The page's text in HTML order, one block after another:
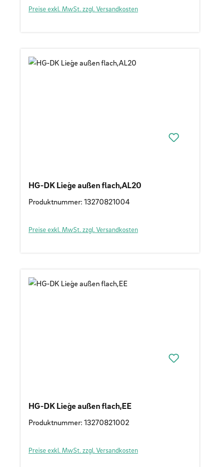
Preise exkl. MwSt. zzgl. Versandkosten
HG-DK Lieǵe außen flach,AL20
Produktnummer: 13270821004
Preise exkl. MwSt. zzgl. Versandkosten
HG-DK Lieǵe außen flach,EE
Produktnummer: 13270821002
Preise exkl. MwSt. zzgl. Versandkosten